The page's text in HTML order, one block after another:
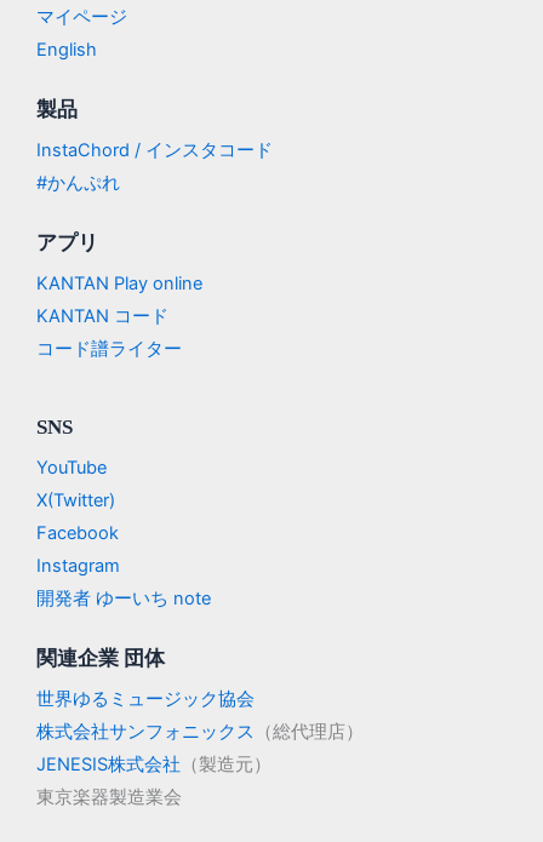
マイページ
English
製品
InstaChord / インスタコード
#かんぷれ
アプリ
KANTAN Play online
KANTAN コード
コード譜ライター
SNS
YouTube
X(Twitter)
Facebook
Instagram
開発者 ゆーいち note
関連企業 団体
世界ゆるミュージック協会
株式会社サンフォニックス
（総代理店）
JENESIS株式会社 （製造元）
東京楽器製造業会